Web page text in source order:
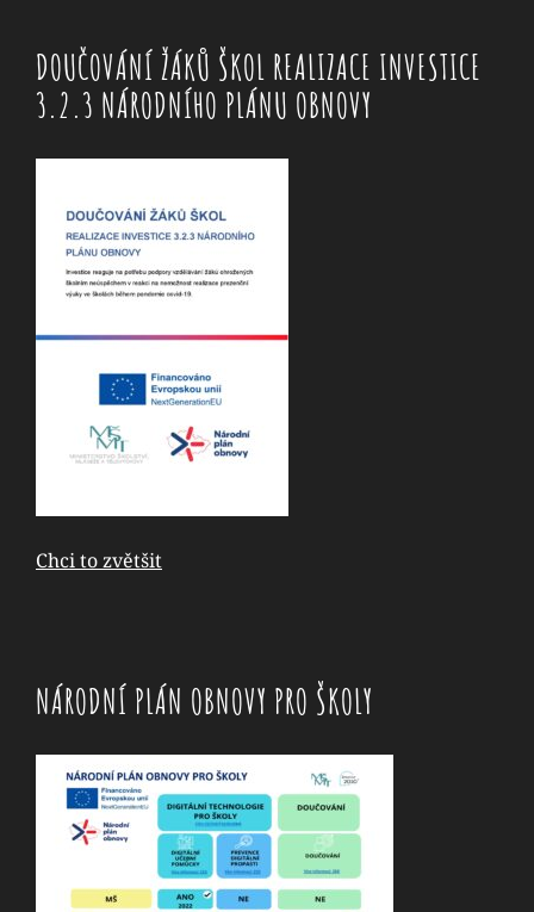
DOUČOVÁNÍ ŽÁKŮ ŠKOL REALIZACE INVESTICE
3.2.3 NÁRODNÍHO PLÁNU OBNOVY
Chci to zvětšit
NÁRODNÍ PLÁN OBNOVY PRO ŠKOLY